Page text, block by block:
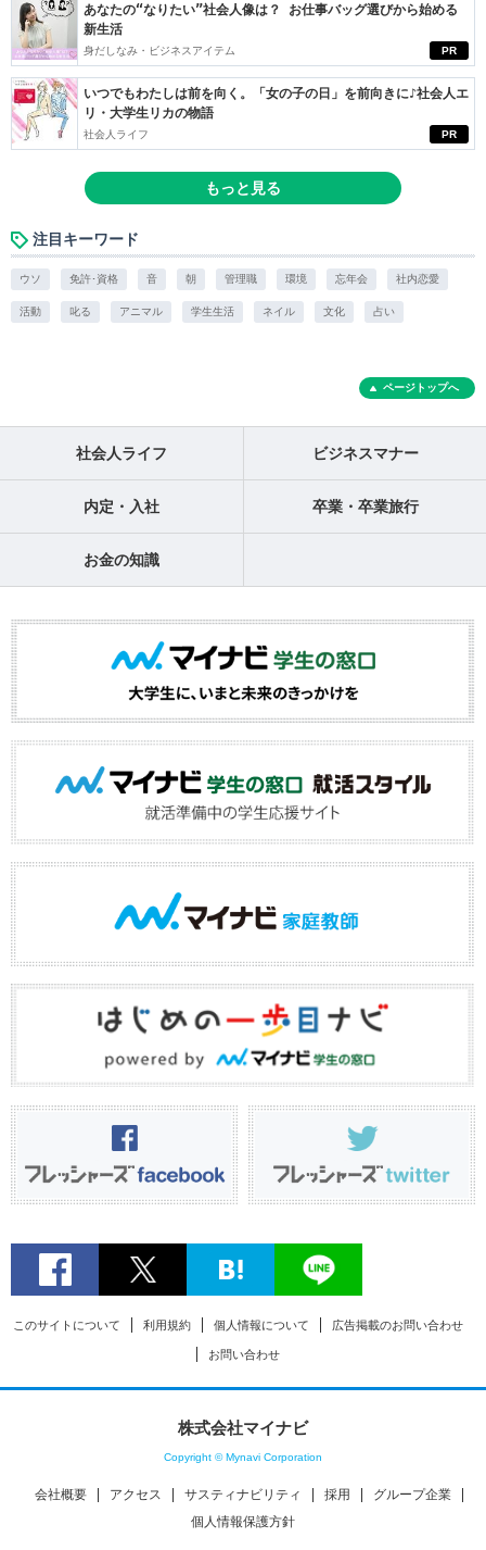
PR
あなたの“なりたい”社会人像は？ お仕事バッグ選びから始める
新生活
身だしなみ・ビジネスアイテム
PR
いつでもわたしは前を向く。「女の子の日」を前向きに♪社会人エ
リ・大学生リカの物語
社会人ライフ
もっと見る
注目キーワード
ウソ 免許･資格 音 朝 管理職 環境 忘年会 社内恋愛
活動 叱る アニマル 学生生活 ネイル 文化 占い
ページトップへ
社会人ライフ ビジネスマナー
内定・入社 卒業・卒業旅行
お金の知識
このサイトについて 利用規約 個人情報について 広告掲載のお問い合わせ
お問い合わせ
株式会社マイナビ
Copyright © Mynavi Corporation
会社概要 アクセス サスティナビリティ 採用
グループ企業
個人情報保護方針